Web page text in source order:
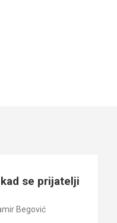
se prijatelji
Begović